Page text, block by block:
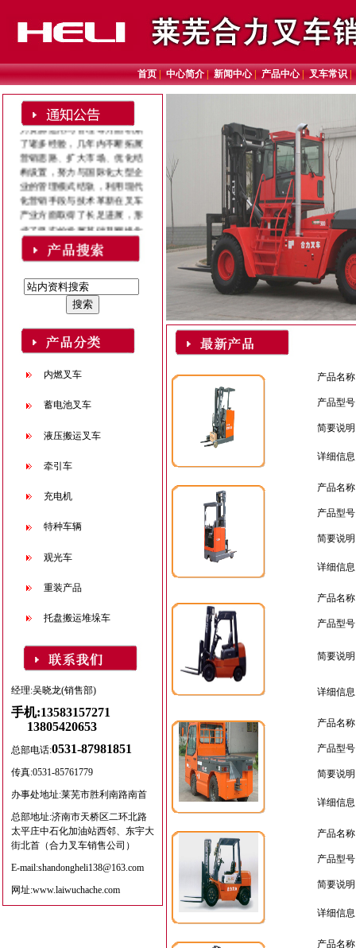
首页| 中心简介| 新闻中心| 产品中心| 叉车常识
于2005年9月份，现有员工28
服务人员20人！
莱芜合力叉车销售中心自成
拓、信息反馈、物流管理、人
力资源运用与管理等方面积累
了诸多经验，几年内不断拓展
营销思路、扩大市场、优化结
构设置，努力与国际化大型企
业的管理模式结轨，利用现代
化营销手段与技术革新在叉车
产业方面取得了长足进展，形
成了坚实的发展基础及网络化
的发展格局。
在经营中， 莱芜合力叉车
销售中心紧紧抓住品牌优势，
重视加强内部调控，努力拓展
经营思路，寻求更加宽广的市
场空间。 莱芜合力叉车销售中
安徽叉车集团数次评为“先进
单位”！
合理的价格为用户提供更为及
内燃叉车
蓄电池叉车
液压搬运叉车
牵引车
充电机
特种车辆
观光车
重装产品
托盘搬运堆垛车
经理:吴晓龙(销售部)
手机:13583157271
13805420653
总部电话:0531-87981851
传真:0531-85761779
办事处地址:莱芜市胜利南路南首
总部地址:济南市天桥区二环北路
太平庄中石化加油站西邻、东宇大
街北首（合力叉车销售公司）
E-mail:shandongheli138@163.com
网址:www.laiwuchache.com
产品名称
产品型号
简要说明
详细信息
产品名称
产品型号
简要说明
详细信息
产品名称
产品型号
简要说明
详细信息
产品名称
产品型号
简要说明
详细信息
产品名称
产品型号
简要说明
详细信息
产品名称